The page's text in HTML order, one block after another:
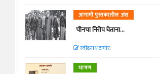
आगामी पुस्तकातील अंश
चीनचा निरोप घेताना...
रवींद्रनाथ टागोर.
भाषण